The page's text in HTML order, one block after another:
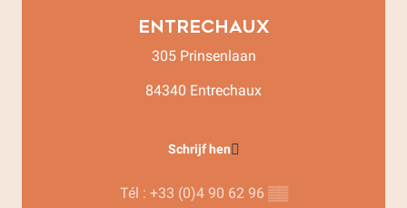
Entrechaux
305 Prinsenlaan
84340 Entrechaux
Schrijf hen
Tél : +33 (0)4 90 62 96 ▒▒